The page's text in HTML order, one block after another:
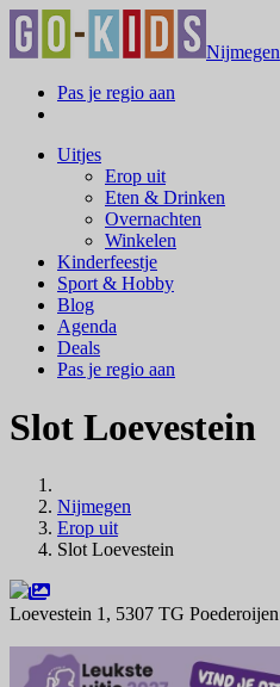
Nijmegen
Pas je regio aan
Uitjes
Erop uit
Eten & Drinken
Overnachten
Winkelen
Kinderfeestje
Sport & Hobby
Blog
Agenda
Deals
Pas je regio aan
Slot Loevestein
Nijmegen
Erop uit
Slot Loevestein
Loevestein 1, 5307 TG Poederoijen